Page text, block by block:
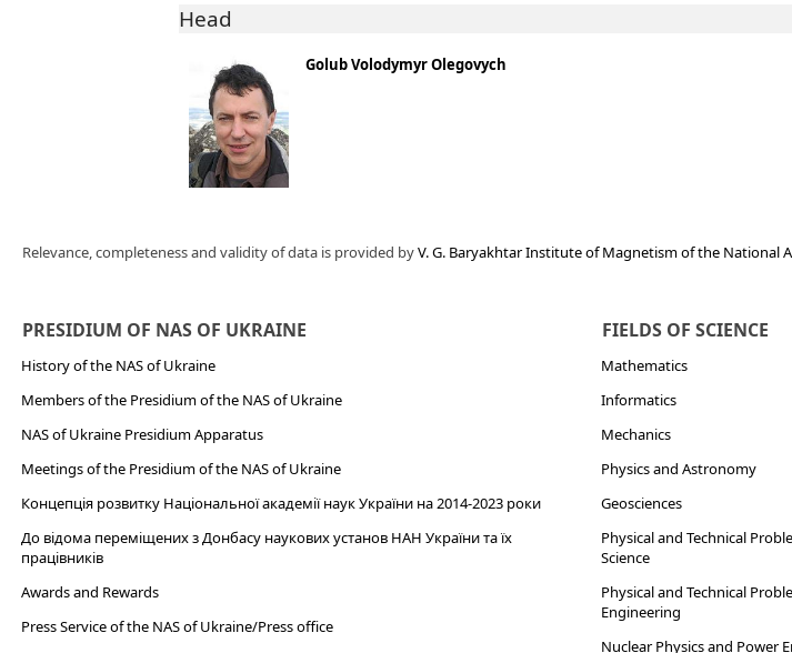
Head
Golub Volodymyr Olegovych
Relevance, completeness and validity of data is provided byV. G. Baryakhtar Institute of Magnetism of the National
PRESIDIUM OF NAS OF UKRAINE
History of the NAS of Ukraine
Members of the Presidium of the NAS of Ukraine
NAS of Ukraine Presidium Apparatus​
Meetings of the Presidium of the NAS of Ukraine
Концепція розвитку Національної академії наук України на 2014-2023 роки
До відома переміщених з Донбасу наукових установ НАН України та їх
працівників
Awards and Rewards
Press Service of the NAS of Ukraine/Press office
FIELDS OF SCIENCE
Mathematics
Informatics
Mechanics
Physics and Astronomy
Geosciences
Physical and Technical
Science
Physical and Technical
Engineering
Nuclear Physics and Power